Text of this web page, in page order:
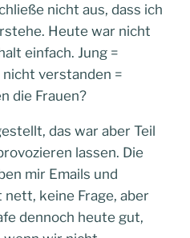
nicht aus, dass ich
Heute war nicht
einfach. Jung =
nicht verstanden =
die Frauen?
das war aber Teil
lassen. Die
mir Emails und
keine Frage, aber
dennoch heute gut,